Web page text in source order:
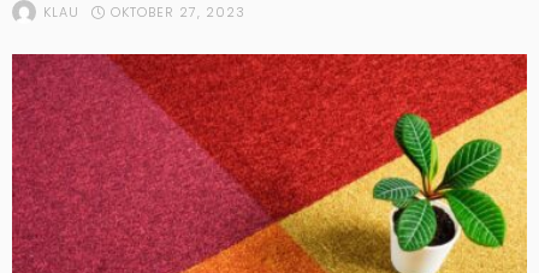
KLAU OKTOBER 27, 2023